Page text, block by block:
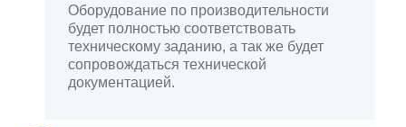
Оборудование по производительности
будет полностью соответствовать
техническому заданию, а так же будет
сопровождаться технической
документацией.